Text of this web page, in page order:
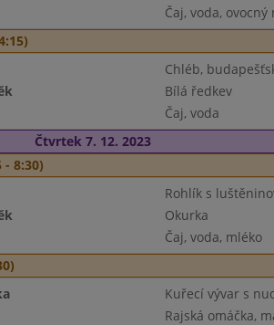
Čaj, voda, ovocný
Chléb,
Bílá ředkev
Čaj, voda
Čtvrtek 7. 12. 2023
- 8:30)
Rohlík s
Okurka
Čaj, voda, mléko
Kuřecí vývar s
Rajská omáčka,